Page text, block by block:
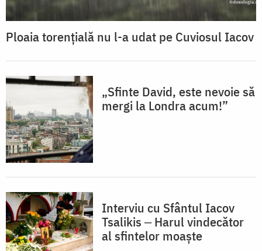
Ploaia torențială nu l-a udat pe Cuviosul Iacov
„Sfinte David, este nevoie să
mergi la Londra acum!”
Interviu cu Sfântul Iacov
Tsalikis ‒ Harul vindecător
al sfintelor moaște